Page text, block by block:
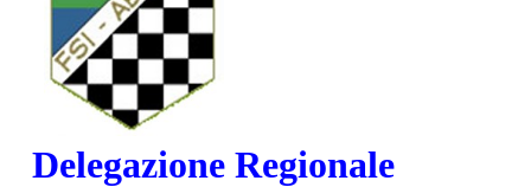
Delegazione Regionale